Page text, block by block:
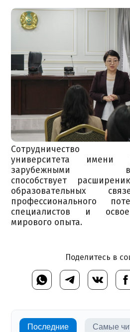
Поделитесь в
Сотрудничество
университета
зарубежными
способствует
образовательных
профессионального
специалистов и
мирового опыта.
Последние Самые